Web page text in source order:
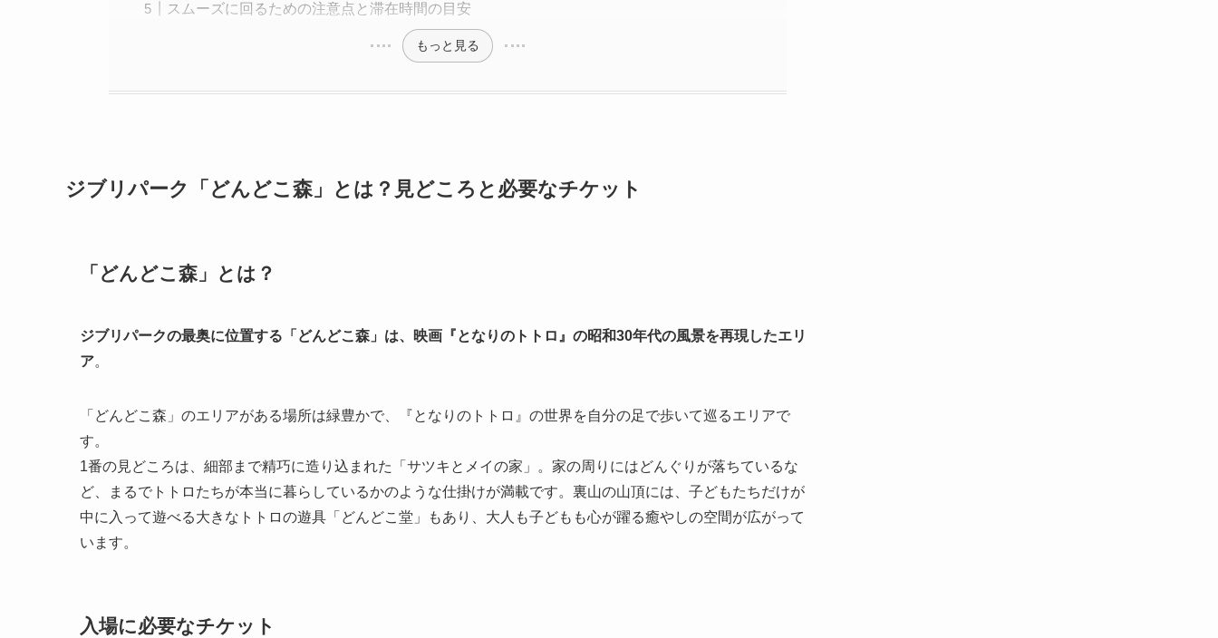
スムーズに回るための注意点と滞在時間の目安
もっと見る
ジブリパーク「どんどこ森」とは？見どころと必要なチケット
「どんどこ森」とは？
ジブリパークの最奥に位置する「どんどこ森」は、映画『となりのトトロ』の昭和30年代の風景を再現したエリ
ア。
「どんどこ森」のエリアがある場所は緑豊かで、『となりのトトロ』の世界を自分の足で歩いて巡るエリアで
す。
1番の見どころは、細部まで精巧に造り込まれた「サツキとメイの家」。家の周りにはどんぐりが落ちているな
ど、まるでトトロたちが本当に暮らしているかのような仕掛けが満載です。裏山の山頂には、子どもたちだけが
中に入って遊べる大きなトトロの遊具「どんどこ堂」もあり、大人も子どもも心が躍る癒やしの空間が広がって
います。
入場に必要なチケット